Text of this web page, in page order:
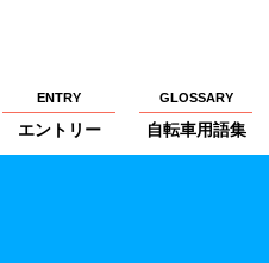
ENTRY
エントリー
GLOSSARY
自転車用語集